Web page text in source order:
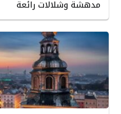
مدهشة وشلالات رائعة